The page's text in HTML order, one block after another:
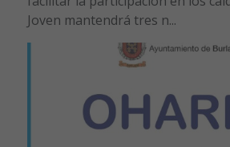
Joven mantendrá tres n...